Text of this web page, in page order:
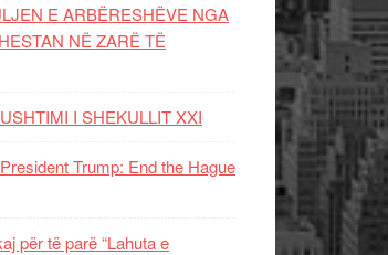
E ARBËRESHËVE NGA
NË ZARË TË
I SHEKULLIT XXI
Trump: End the Hague
për të parë “Lahuta e